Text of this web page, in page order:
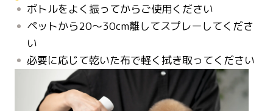
ボトルをよく振ってからご使用ください
ペットから20～30cm離してスプレーしてくださ
い
必要に応じて乾いた布で軽く拭き取ってください